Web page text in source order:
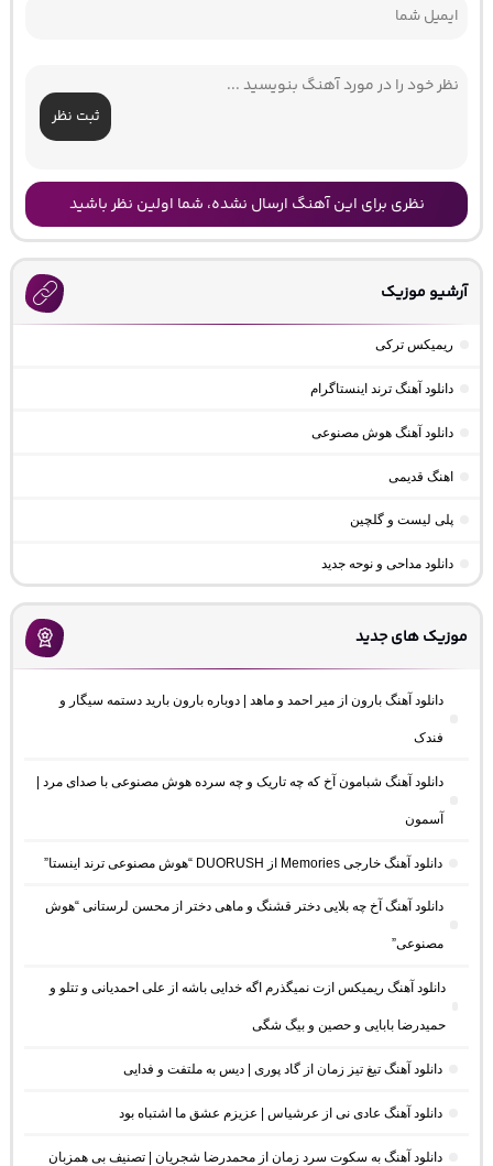
ثبت نظر
نظری برای این آهنگ ارسال نشده، شما اولین نظر باشید
آرشیو موزیک
ریمیکس ترکی
دانلود آهنگ ترند اینستاگرام
دانلود آهنگ هوش مصنوعی
اهنگ قدیمی
پلی لیست و گلچین
دانلود مداحی و نوحه جدید
موزیک های جدید
دانلود آهنگ بارون از میر احمد و ماهد | دوباره بارون بارید دستمه سیگار و
فندک
دانلود آهنگ شبامون آخ که چه تاریک و چه سرده هوش مصنوعی با صدای مرد |
آسمون
دانلود آهنگ خارجی Memories از DUORUSH “هوش مصنوعی ترند اینستا”
دانلود آهنگ آخ چه بلایی دختر قشنگ و ماهی دختر از محسن لرستانی “هوش
مصنوعی”
دانلود آهنگ ریمیکس ازت نمیگذرم اگه خدایی باشه از علی احمدیانی و تتلو و
حمیدرضا بابایی و حصین و بیگ شگی
دانلود آهنگ تیغ تیز زمان از گاد پوری | دیس به ملتفت و فدایی
دانلود آهنگ عادی نی از عرشیاس | عزیزم عشق ما اشتباه بود
دانلود آهنگ به سکوت سرد زمان از محمدرضا شجریان | تصنیف بی همزبان